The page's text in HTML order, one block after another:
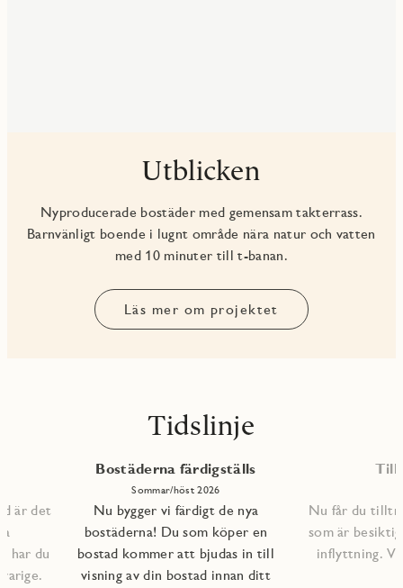
Utblicken
Nyproducerade bostäder med gemensam takterrass.
Barnvänligt boende i lugnt område nära natur och vatten
med 10 minuter till t-banan.
Läs mer om projektet
Tidslinje
är det
har du
Bostäderna färdigställs
Sommar/höst 2026
Nu bygger vi färdigt de nya
bostäderna! Du som köper en
bostad kommer att bjudas in till
visning av din bostad innan ditt
Nu får du
som är
inflyttning.